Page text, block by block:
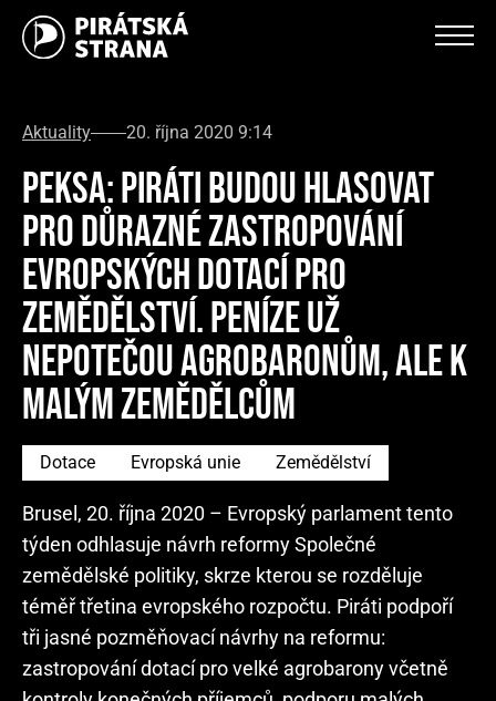
Aktuality 20. října 2020 9:14
PEKSA: PIRÁTI BUDOU HLASOVAT
PRO DŮRAZNÉ ZASTROPOVÁNÍ
EVROPSKÝCH DOTACÍ PRO
ZEMĚDĚLSTVÍ. PENÍZE UŽ
NEPOTEČOU AGROBARONŮM, ALE K
MALÝM ZEMĚDĚLCŮM
Dotace Evropská unie Zemědělství
Brusel, 20. října 2020 – Evropský parlament tento
týden odhlasuje návrh reformy Společné
zemědělské politiky, skrze kterou se rozděluje
téměř třetina evropského rozpočtu. Piráti podpoří
tři jasné pozměňovací návrhy na reformu:
zastropování dotací pro velké agrobarony včetně